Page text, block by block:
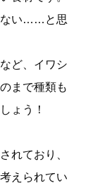
ない……と思
ど、イワシ
まで種類も
ょう！
れており、
えられてい